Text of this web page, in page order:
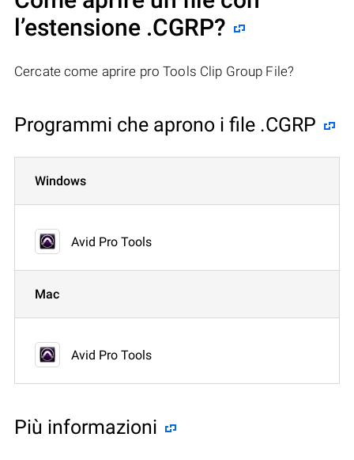
l’estensione .CGRP?
Cercate come aprire pro Tools Clip Group File?
Programmi che aprono i file .CGRP
Windows
Avid Pro Tools
Mac
Avid Pro Tools
Più informazioni